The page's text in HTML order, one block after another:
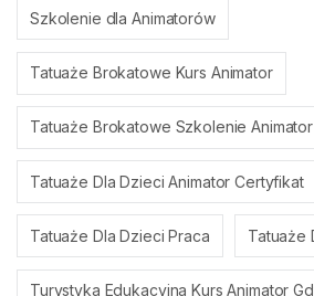
Szkolenie dla Animatorów
Tatuaże Brokatowe Kurs Animator
Tatuaże Brokatowe Szkolenie Animator
Tatuaże Dla Dzieci Animator Certyfikat
Tatuaże Dla Dzieci Praca Tatuaże
Turystyka Edukacyjna Kurs Animator